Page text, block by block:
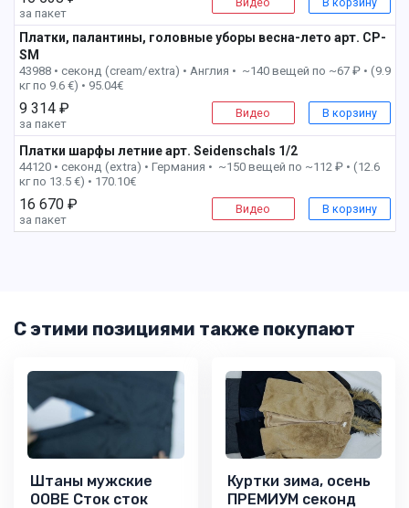
за пакет
Платки, палантины, головные уборы весна-лето арт. CP-
SM
43988 • секонд (cream/extra) • Англия • ~140 вещей по ~67 ₽ • (9.9
кг по 9.6 €) • 95.04€
9 314 ₽
за пакет
Видео В корзину
Платки шарфы летние арт. Seidenschals 1/2
44120 • секонд (extra) • Германия • ~150 вещей по ~112 ₽ • (12.6
кг по 13.5 €) • 170.10€
16 670 ₽
за пакет
Видео В корзину
С этими позициями также покупают
Штаны мужские
OOBE Сток сток
Куртки зима, осень
ПРЕМИУМ секонд